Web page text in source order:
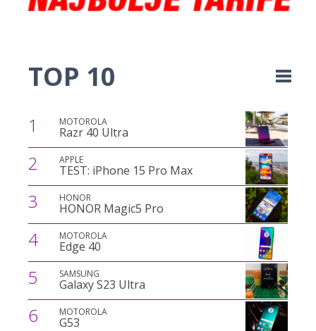
TOP 10
1 MOTOROLA
Razr 40 Ultra
2 APPLE
TEST: iPhone 15 Pro Max
3 HONOR
HONOR Magic5 Pro
4 MOTOROLA
Edge 40
5 SAMSUNG
Galaxy S23 Ultra
6 MOTOROLA
G53